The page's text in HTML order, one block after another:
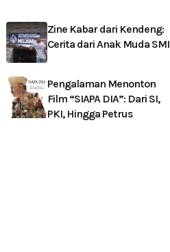
Zine Kabar dari Kendeng:
Cerita dari Anak Muda SMI
Pengalaman Menonton
Film “SIAPA DIA”: Dari SI,
PKI, Hingga Petrus